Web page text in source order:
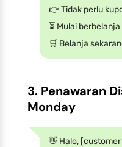
👉 Tidak perlu
⏳ Mulai
🛒 Belanja
3. Penawaran
Monday
👋 Halo,